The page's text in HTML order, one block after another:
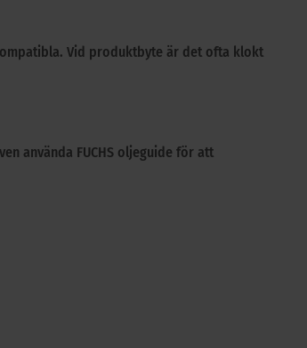
Vid produktbyte är det ofta klokt
använda FUCHS oljeguide för att